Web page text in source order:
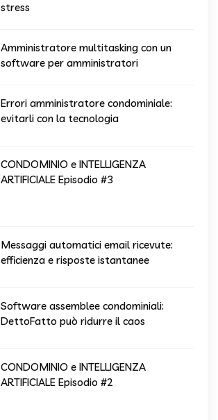
stress
Amministratore multitasking con un
software per amministratori
Errori amministratore condominiale:
evitarli con la tecnologia
CONDOMINIO e INTELLIGENZA
ARTIFICIALE Episodio #3
Messaggi automatici email ricevute:
efficienza e risposte istantanee
Software assemblee condominiali:
DettoFatto può ridurre il caos
CONDOMINIO e INTELLIGENZA
ARTIFICIALE Episodio #2